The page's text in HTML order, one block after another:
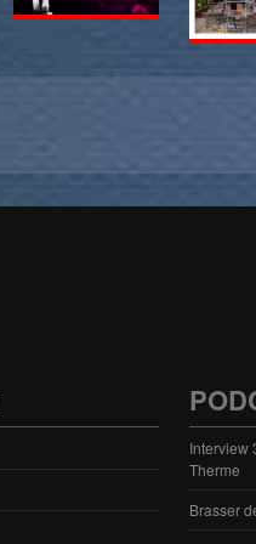
Interview
Therme
Brasser